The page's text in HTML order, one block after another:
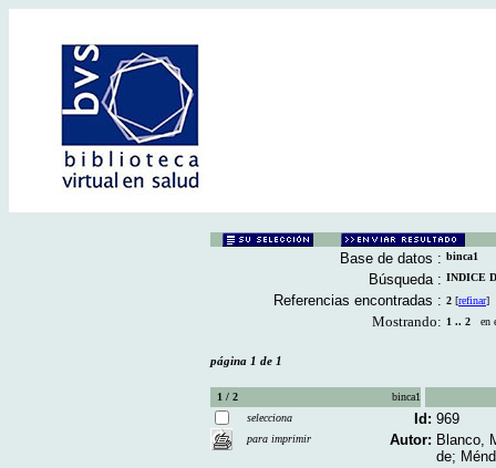
Base de datos : binca1
Búsqueda : INDICE
Referencias encontradas : 2 [refinar]
Mostrando: 1 .. 2 en
página 1 de 1
1 / 2
binca1
selecciona
para imprimir
Id: 969
Autor: Blanco,
de;